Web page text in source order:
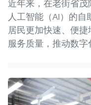
近年来，在老街省
人工智能（AI）的自
居民更加快速、便
服务质量，推动数字